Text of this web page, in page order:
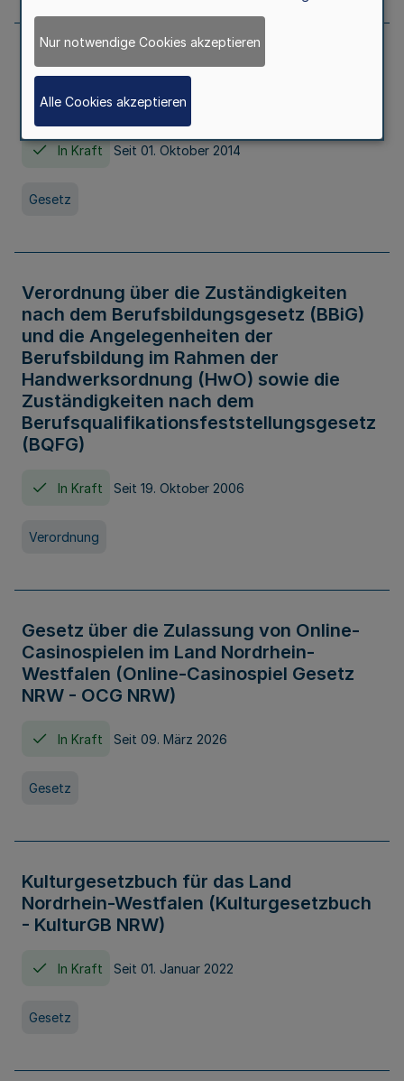
Gesetz über die Hochschulen des Landes
Nordrhein-Westfalen (Hochschulgesetz -
HG)
In Kraft Seit 01. Oktober 2014
Gesetz
Verordnung über die Zuständigkeiten
nach dem Berufsbildungsgesetz (BBiG)
und die Angelegenheiten der
Berufsbildung im Rahmen der
Handwerksordnung (HwO) sowie die
Zuständigkeiten nach dem
Berufsqualifikationsfeststellungsgesetz
(BQFG)
In Kraft Seit 19. Oktober 2006
Verordnung
Gesetz über die Zulassung von Online-
Casinospielen im Land Nordrhein-
Westfalen (Online-Casinospiel Gesetz
NRW - OCG NRW)
In Kraft Seit 09. März 2026
Gesetz
Kulturgesetzbuch für das Land
Nordrhein-Westfalen (Kulturgesetzbuch
- KulturGB NRW)
In Kraft Seit 01. Januar 2022
Gesetz
Nur notwendige Cookies akzeptieren
Alle Cookies akzeptieren